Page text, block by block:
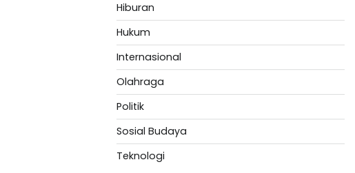
Hiburan
Hukum
Internasional
Olahraga
Politik
Sosial Budaya
Teknologi